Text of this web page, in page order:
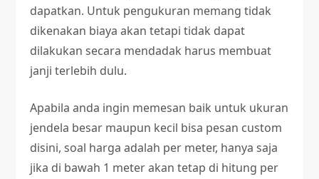
dapatkan. Untuk pengukuran memang tidak
dikenakan biaya akan tetapi tidak dapat
dilakukan secara mendadak harus membuat
janji terlebih dulu.
Apabila anda ingin memesan baik untuk ukuran
jendela besar maupun kecil bisa pesan custom
disini, soal harga adalah per meter, hanya saja
jika di bawah 1 meter akan tetap di hitung per